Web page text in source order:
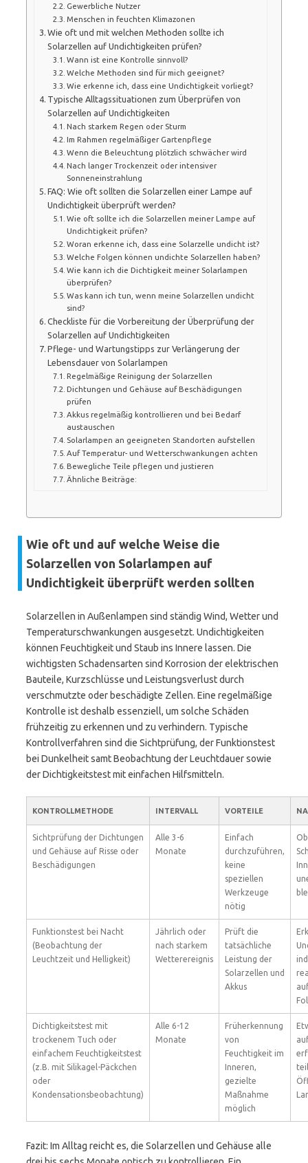
Gewerbliche Nutzer
Menschen in feuchten Klimazonen
Wie oft und mit welchen Methoden sollte ich
Solarzellen auf Undichtigkeiten prüfen?
Wann ist eine Kontrolle sinnvoll?
Welche Methoden sind für mich geeignet?
Wie erkenne ich, dass eine Undichtigkeit vorliegt?
Typische Alltagssituationen zum Überprüfen von
Solarzellen auf Undichtigkeiten
Nach starkem Regen oder Sturm
Im Rahmen regelmäßiger Gartenpflege
Wenn die Beleuchtung plötzlich schwächer wird
Nach langer Trockenzeit oder intensiver
Sonneneinstrahlung
FAQ: Wie oft sollten die Solarzellen einer Lampe auf
Undichtigkeit überprüft werden?
Wie oft sollte ich die Solarzellen meiner Lampe auf
Undichtigkeit prüfen?
Woran erkenne ich, dass eine Solarzelle undicht ist?
Welche Folgen können undichte Solarzellen haben?
Wie kann ich die Dichtigkeit meiner Solarlampen
überprüfen?
Was kann ich tun, wenn meine Solarzellen undicht
sind?
Checkliste für die Vorbereitung der Überprüfung der
Solarzellen auf Undichtigkeiten
Pflege- und Wartungstipps zur Verlängerung der
Lebensdauer von Solarlampen
Regelmäßige Reinigung der Solarzellen
Dichtungen und Gehäuse auf Beschädigungen
prüfen
Akkus regelmäßig kontrollieren und bei Bedarf
austauschen
Solarlampen an geeigneten Standorten aufstellen
Auf Temperatur- und Wetterschwankungen achten
Bewegliche Teile pflegen und justieren
Ähnliche Beiträge:
Wie oft und auf welche Weise die
Solarzellen von Solarlampen auf
Undichtigkeit überprüft werden sollten
Solarzellen in Außenlampen sind ständig Wind, Wetter und
Temperaturschwankungen ausgesetzt. Undichtigkeiten
können Feuchtigkeit und Staub ins Innere lassen. Die
wichtigsten Schadensarten sind Korrosion der elektrischen
Bauteile, Kurzschlüsse und Leistungsverlust durch
verschmutzte oder beschädigte Zellen. Eine regelmäßige
Kontrolle ist deshalb essenziell, um solche Schäden
frühzeitig zu erkennen und zu verhindern. Typische
Kontrollverfahren sind die Sichtprüfung, der Funktionstest
bei Dunkelheit samt Beobachtung der Leuchtdauer sowie
der Dichtigkeitstest mit einfachen Hilfsmitteln.
KONTROLLMETHODE INTERVALL VORTEILE
Sichtprüfung der Dichtungen
und Gehäuse auf Risse oder
Beschädigungen
Alle 3-6
Monate
Einfach
durchzuführen,
keine
speziellen
Werkzeuge
nötig
Funktionstest bei Nacht
(Beobachtung der
Leuchtzeit und Helligkeit)
Jährlich oder
nach starkem
Wetterereignis
Prüft die
tatsächliche
Leistung der
Solarzellen und
Akkus
Dichtigkeitstest mit
trockenem Tuch oder
einfachem Feuchtigkeitstest
(z.B. mit Silikagel-Päckchen
oder
Kondensationsbeobachtung)
Alle 6-12
Monate
Früherkennung
von
Feuchtigkeit im
Inneren,
gezielte
Maßnahme
möglich
Fazit: Im Alltag reicht es, die Solarzellen und Gehäuse alle